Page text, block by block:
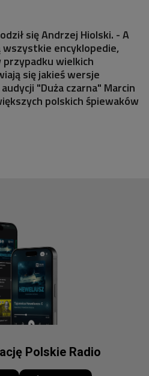
się Andrzej Hiolski. - A
encyklopedie,
wielkich
się jakieś wersje
"Duża czarna" Marcin
polskich śpiewaków
Polskie Radio